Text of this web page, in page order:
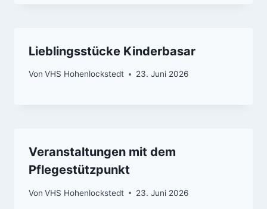
Lieblingsstücke Kinderbasar
Von VHS Hohenlockstedt 23. Juni 2026
Veranstaltungen mit dem
Pflegestützpunkt
Von VHS Hohenlockstedt 23. Juni 2026